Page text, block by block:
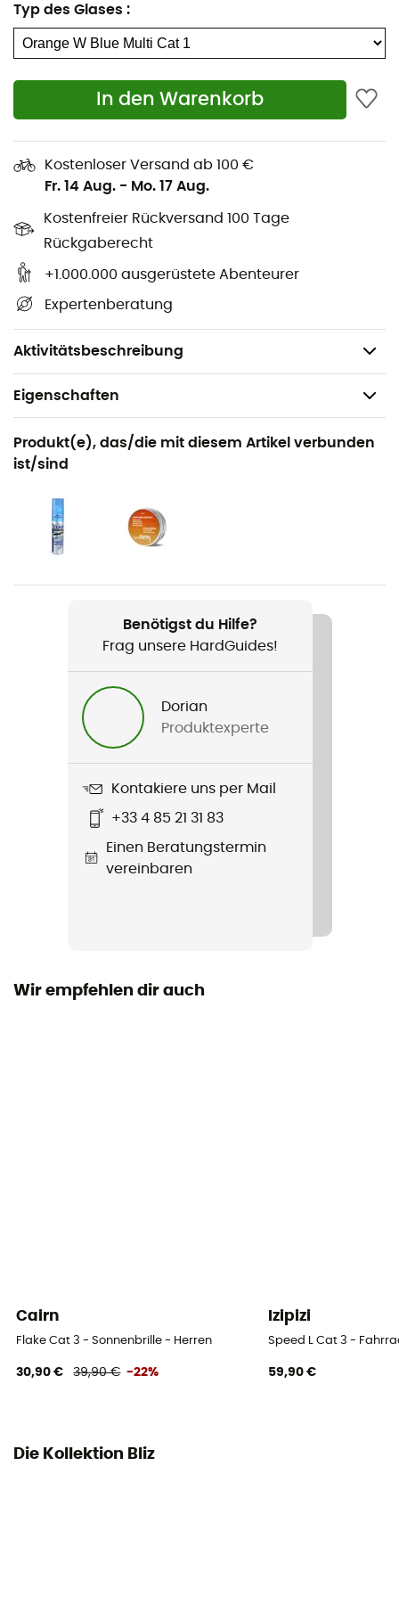
Typ des Glases :
In den Warenkorb
Kostenloser Versand ab 100 €
Fr. 14 Aug. - Mo. 17 Aug.
Kostenfreier Rückversand 100 Tage
Rückgaberecht
+1.000.000 ausgerüstete Abenteurer
Expertenberatung
Aktivitätsbeschreibung
Augenmerk auf deine Leistung hergestellt. Wenn du eine
vielseitige Sonnenbrillezum Sport machen suchst,
dann können wir dir dieBliz Matrix Smallwärmstens
empfehlen!
Verschiedene Farben und Designs verfügbar
Unterschiedliche Gläser für den Einsatz bei
unterschiedlicher Belichtung
Perfekt an deine Gesichtsform anpassbar
Hoher Tragekomfort
100%iger Schutz vor UVA und UVB-Strahlung
Bruchsicheres Glas
Inklusive Reinigungstuch und
Aufbewahrungstasche
Eigenschaften
Geeignet für
Trailrunning / Running / Mountainbike / Radsport /
Skilanglauf
Geschlecht
Herren / Damen
Produkt
Grilamid TR90
Im Lieferumfang enthalten
Weiche Tasche - Hartschale
Glass material
Persönliche Schutzausrüstung
PPE - Category 1
Produkt(e), das/die mit diesem Artikel verbunden
ist/sind
Benötigst du Hilfe?
Frag unsere HardGuides!
Dorian
Produktexperte
Kontakiere uns per Mail
+33 4 85 21 31 83
Einen Beratungstermin
vereinbaren
Wir empfehlen dir auch
Cairn
Flake Cat 3 - Sonnenbrille - Herren
30,90 € 39,90 € -22%
Izipizi
Speed L Cat 3 -
59,90 €
Die Kollektion Bliz